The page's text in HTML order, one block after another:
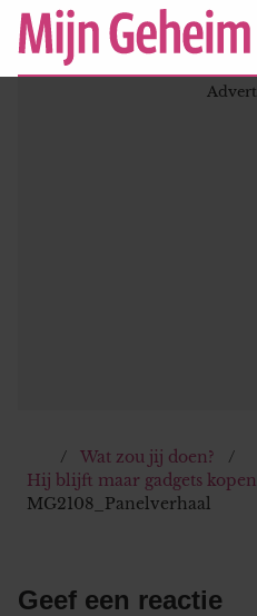
Wat zou jij doen?
Hij blijft maar gadgets kopen
MG2108_Panelverhaal
Geef een reactie